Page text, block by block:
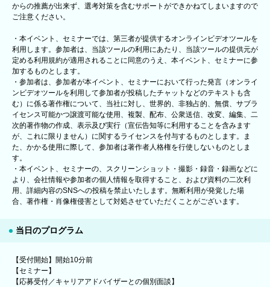
からの推薦が出来ず、選考対策を含むサポートができかねてしまいますので
ご注意ください。
・本イベント、セミナーでは、第三者が提供するオンラインビデオツールを
利用します。参加者は、当該ツールの利用にあたり、当該ツールの提供元が
定める利用規約が適用されることに同意のうえ、本イベント、セミナーに参
加するものとします。
・参加者は、参加者が本イベント、セミナーにおいて行った発言（オンライ
ンビデオツールを利用して参加者が投稿したチャットなどのテキストも含
む）に係る著作権について、当社に対し、世界的、非独占的、無償、サブラ
イセンス可能かつ譲渡可能な使用、複製、配布、公衆送信、改変、編集、二
次的著作物の作成、表示及び実行（宣伝告知等に利用することを含みます
が、これに限りません）に関するライセンスを付与するものとします。ま
た、かかる使用に際して、参加者は著作者人格権を行使しないものとしま
す。
・本イベント、セミナーの、スクリーンショット・撮影・録音・録画などに
より、会社情報や参加者の個人情報を取得すること、および資料の二次利
用、詳細内容のSNSへの投稿を禁止いたします。無断利用が発覚した場
合、著作権・肖像権侵害として対処させていただくことがございます。
当日のプログラム
【受付開始】開始10分前
【セミナー】
【応募受付／キャリアアドバイザーとの個別面談】